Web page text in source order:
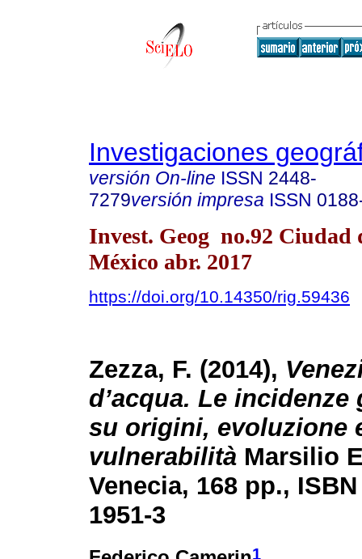
Investigaciones
versión On-line ISSN 2448-
7279versión impresa ISSN
Invest. Geog no.92 Ciudad
México abr. 2017
https://doi.org/10.14350/rig.59436
Zezza, F. (2014),
d’acqua. Le incidenze
su origini, evoluzione
vulnerabilità Marsilio
Venecia, 168 pp., ISBN
1951-3
1